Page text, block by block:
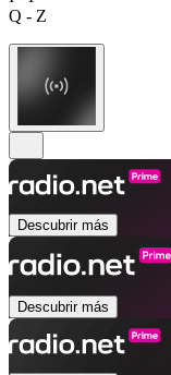
Q - Z
Descubrir más
Descubrir más